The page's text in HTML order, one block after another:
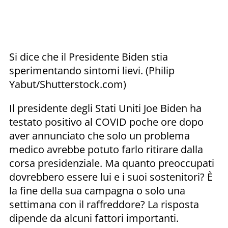
Si dice che il Presidente Biden stia
sperimentando sintomi lievi. (Philip
Yabut/Shutterstock.com)
Il presidente degli Stati Uniti Joe Biden ha
testato positivo al COVID poche ore dopo
aver annunciato che solo un problema
medico avrebbe potuto farlo ritirare dalla
corsa presidenziale. Ma quanto preoccupati
dovrebbero essere lui e i suoi sostenitori? È
la fine della sua campagna o solo una
settimana con il raffreddore? La risposta
dipende da alcuni fattori importanti.